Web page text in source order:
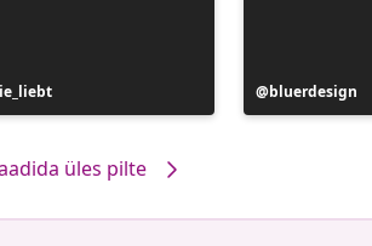
Postitus
avaldatud
bluerdesign
üles pilte